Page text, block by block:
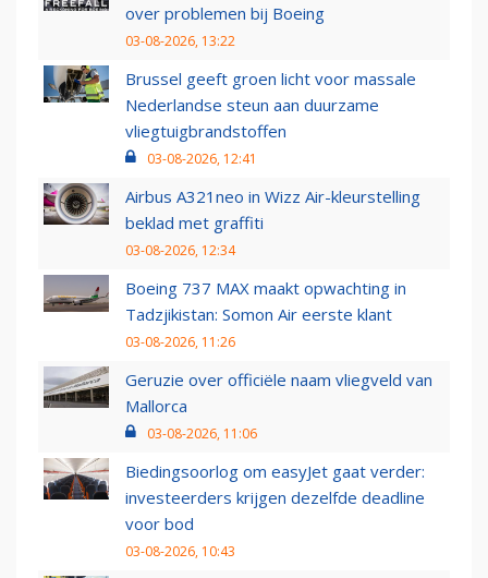
over problemen bij Boeing
03-08-2026, 13:22
Brussel geeft groen licht voor massale
Nederlandse steun aan duurzame
vliegtuigbrandstoffen
03-08-2026, 12:41
Airbus A321neo in Wizz Air-kleurstelling
beklad met graffiti
03-08-2026, 12:34
Boeing 737 MAX maakt opwachting in
Tadzjikistan: Somon Air eerste klant
03-08-2026, 11:26
Geruzie over officiële naam vliegveld van
Mallorca
03-08-2026, 11:06
Biedingsoorlog om easyJet gaat verder:
investeerders krijgen dezelfde deadline
voor bod
03-08-2026, 10:43